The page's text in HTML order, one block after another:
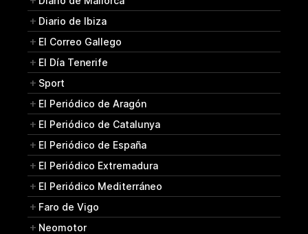
Diario de Ibiza
El Correo Gallego
El Día Tenerife
Sport
El Periódico de Aragón
El Periódico de Catalunya
El Periódico de España
El Periódico Extremadura
El Periódico Mediterráneo
Faro de Vigo
Neomotor